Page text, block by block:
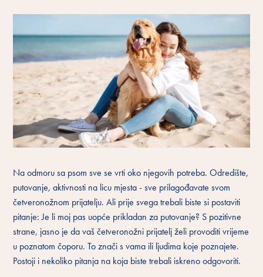
Na odmoru sa psom sve se vrti oko njegovih potreba. Odredište,
putovanje, aktivnosti na licu mjesta - sve prilagođavate svom
četveronožnom prijatelju. Ali prije svega trebali biste si postaviti
pitanje: Je li moj pas uopće prikladan za putovanje? S pozitivne
strane, jasno je da vaš četveronožni prijatelj želi provoditi vrijeme
u poznatom čoporu. To znači s vama ili ljudima koje poznajete.
Postoji i nekoliko pitanja na koja biste trebali iskreno odgovoriti.